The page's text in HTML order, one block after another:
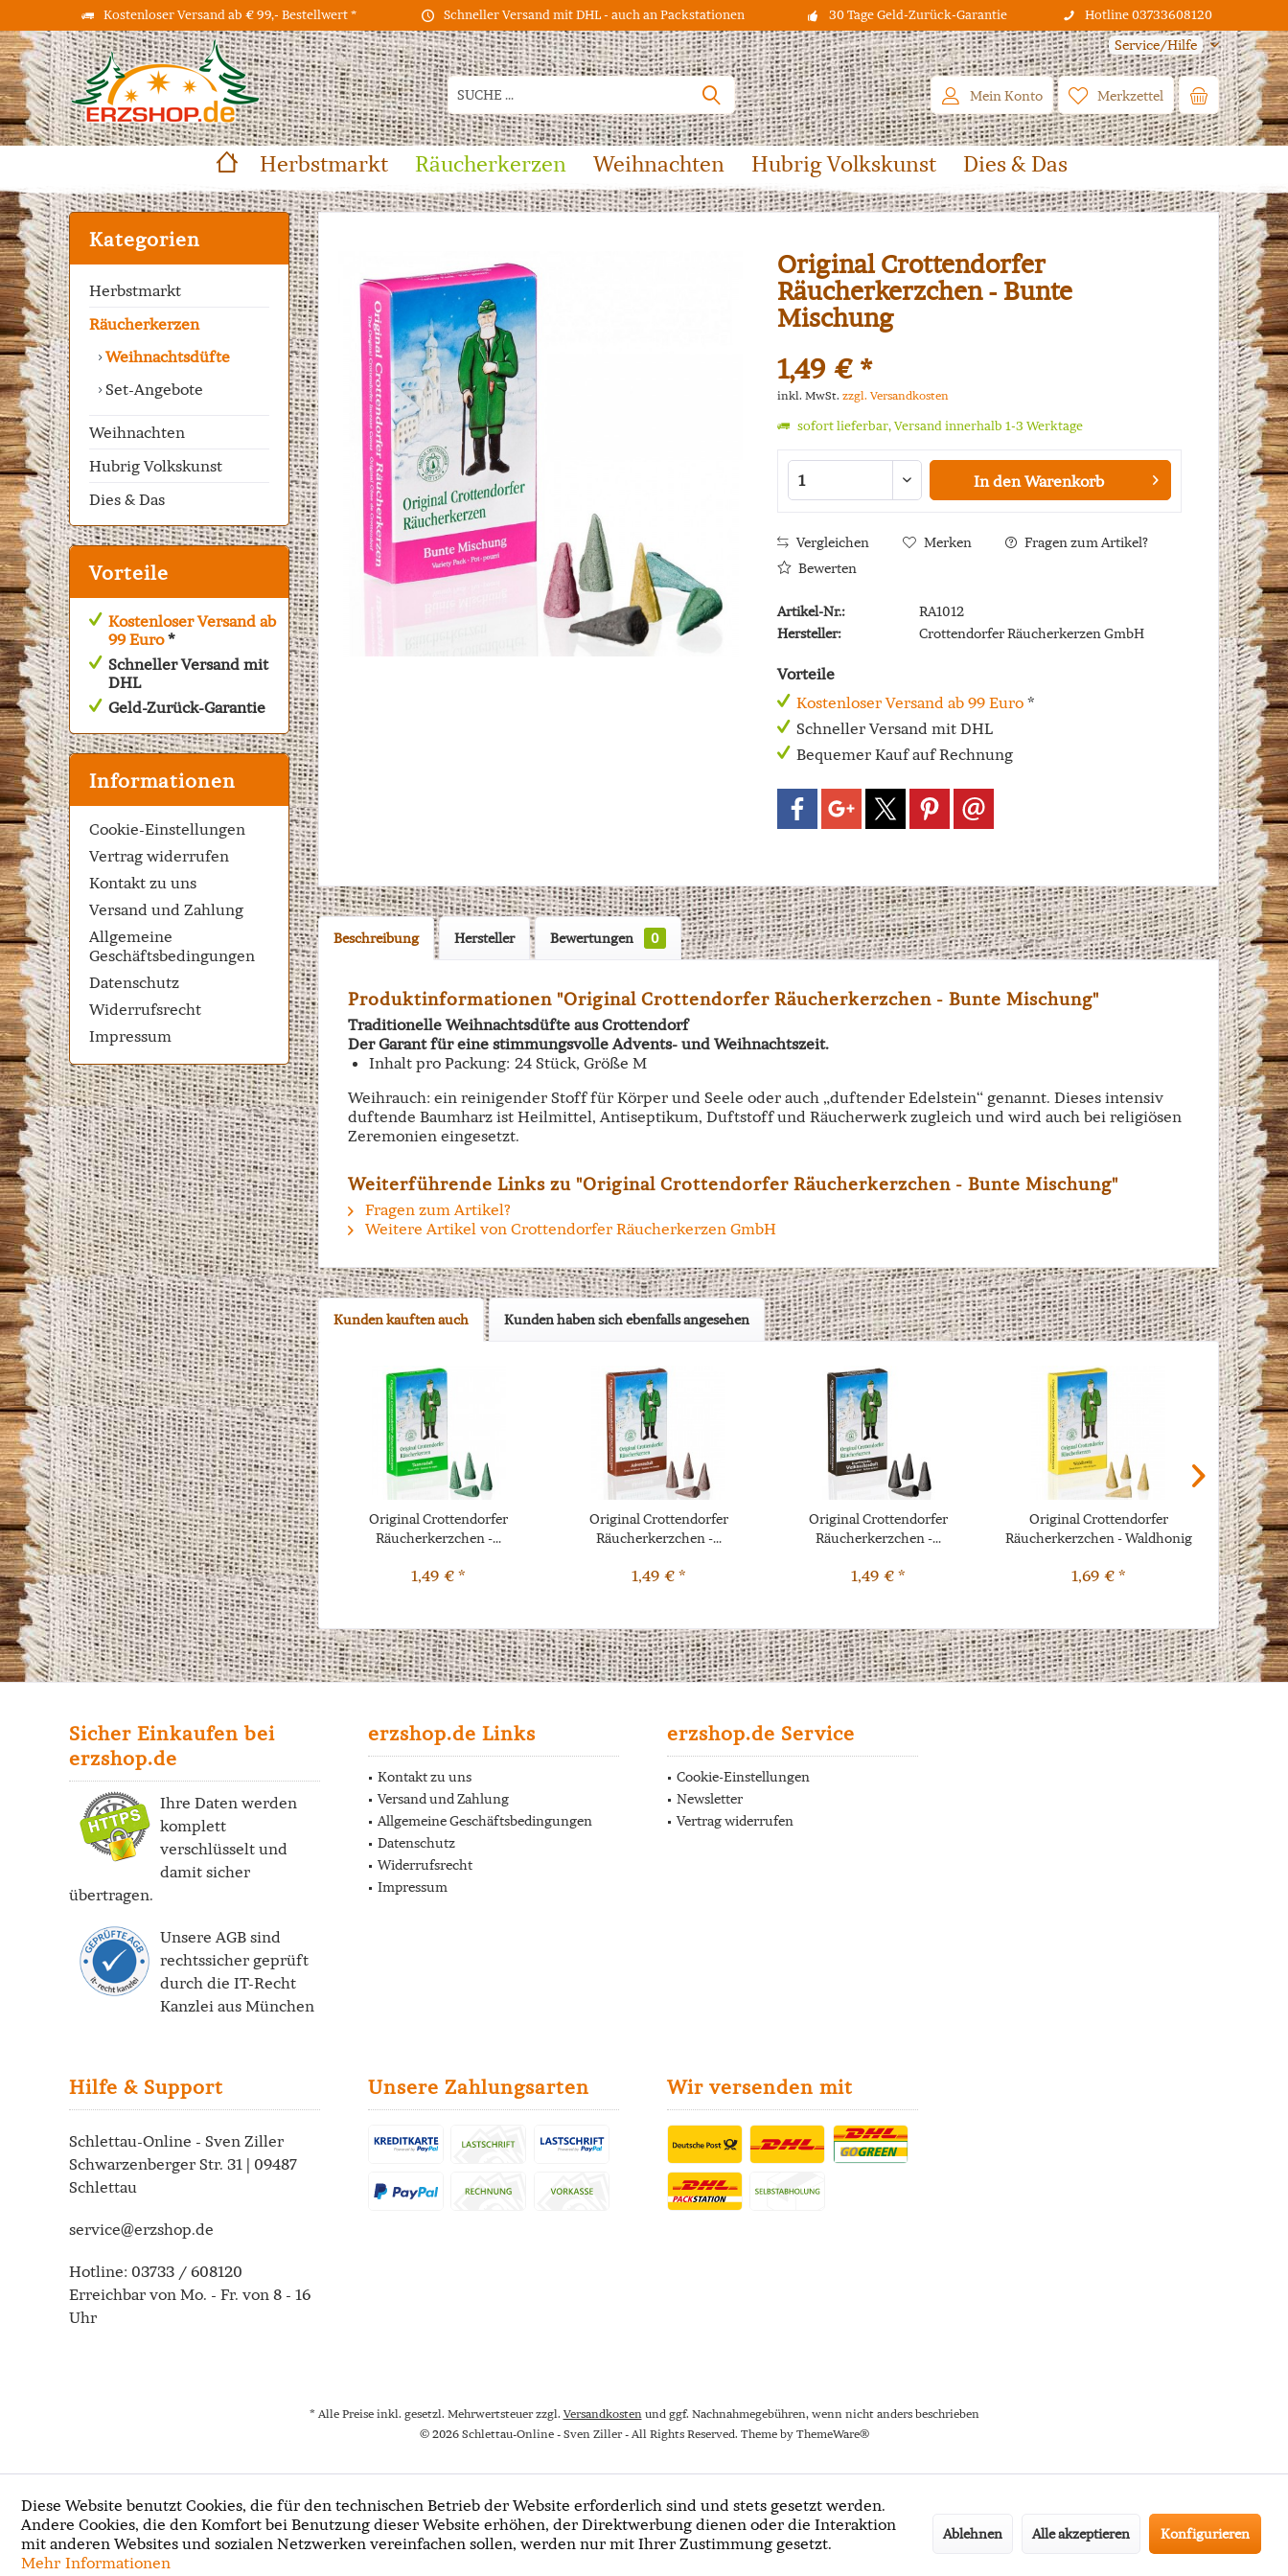
Kostenloser Versand ab € 99,- Bestellwert * Schneller Versand mit DHL - auch an Packstationen 30 Tage Geld-Zurück-Garantie Hotline 03733608120
Service/Hilfe
Merkzettel
Mein Konto
Herbstmarkt Räucherkerzen Weihnachten Hubrig Volkskunst Dies & Das
Kategorien
Herbstmarkt
Räucherkerzen
Weihnachtsdüfte
Set-Angebote
Weihnachten
Hubrig Volkskunst
Dies & Das
Vorteile
Kostenloser Versand ab
99 Euro*
Schneller Versand mit
DHL
Geld-Zurück-Garantie
Informationen
Cookie-Einstellungen
Vertrag widerrufen
Kontakt zu uns
Versand und Zahlung
Allgemeine
Geschäftsbedingungen
Datenschutz
Widerrufsrecht
Impressum
Original Crottendorfer
Räucherkerzchen - Bunte
Mischung
1,49 € *
inkl. MwSt. zzgl. Versandkosten
sofort lieferbar, Versand innerhalb 1-3 Werktage
In den Warenkorb
Vergleichen Merken
Fragen zum Artikel?
Bewerten
Artikel-Nr.:
RA1012
Hersteller:
Crottendorfer Räucherkerzen GmbH
Vorteile
Kostenloser Versand ab 99 Euro*
Schneller Versand mit DHL
Bequemer Kauf auf Rechnung
Beschreibung Hersteller Bewertungen 0
Produktinformationen "Original Crottendorfer Räucherkerzchen - Bunte Mischung"
Traditionelle Weihnachtsdüfte aus Crottendorf
Der Garant für eine stimmungsvolle Advents- und Weihnachtszeit.
Inhalt pro Packung: 24 Stück, Größe M
Weihrauch: ein reinigender Stoff für Körper und Seele oder auch „duftender Edelstein“ genannt. Dieses intensiv
duftende Baumharz ist Heilmittel, Antiseptikum, Duftstoff und Räucherwerk zugleich und wird auch bei religiösen
Zeremonien eingesetzt.
Weiterführende Links zu "Original Crottendorfer Räucherkerzchen - Bunte Mischung"
Fragen zum Artikel?
Weitere Artikel von Crottendorfer Räucherkerzen GmbH
Kunden kauften auch Kunden haben sich ebenfalls angesehen
Original Crottendorfer
Räucherkerzchen -...
1,49 € *
Original Crottendorfer
Räucherkerzchen -...
1,49 € *
Original Crottendorfer
Räucherkerzchen -...
1,49 € *
Original Crottendorfer
Räucherkerzchen - Waldhonig
1,69 € *
Sicher Einkaufen bei
erzshop.de
Ihre Daten werden
komplett
verschlüsselt und
damit sicher
übertragen.
Unsere AGB sind
rechtssicher geprüft
durch die IT-Recht
Kanzlei aus München
erzshop.de Links
Kontakt zu uns
Versand und Zahlung
Allgemeine Geschäftsbedingungen
Datenschutz
Widerrufsrecht
Impressum
erzshop.de Service
Cookie-Einstellungen
Newsletter
Vertrag widerrufen
Hilfe & Support
Schlettau-Online - Sven Ziller
Schwarzenberger Str. 31 | 09487
Schlettau
service@erzshop.de
Hotline: 03733 / 608120
Erreichbar von Mo. - Fr. von 8 - 16
Uhr
Unsere Zahlungsarten Wir versenden mit
* Alle Preise inkl. gesetzl. Mehrwertsteuer zzgl. Versandkostenund ggf. Nachnahmegebühren, wenn nicht anders beschrieben
© 2026 Schlettau-Online - Sven Ziller - All Rights Reserved. Theme by ThemeWare®
Diese Website benutzt Cookies, die für den technischen Betrieb der Website erforderlich sind und stets gesetzt werden.
Andere Cookies, die den Komfort bei Benutzung dieser Website erhöhen, der Direktwerbung dienen oder die Interaktion
mit anderen Websites und sozialen Netzwerken vereinfachen sollen, werden nur mit Ihrer Zustimmung gesetzt.
Mehr Informationen
Ablehnen Alle akzeptieren Konfigurieren